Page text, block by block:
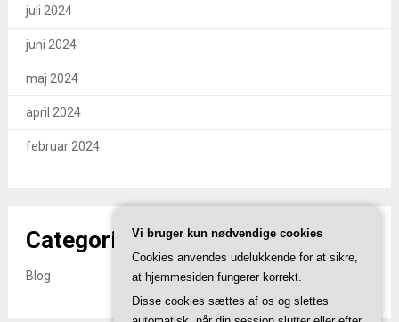
juli 2024
juni 2024
maj 2024
april 2024
februar 2024
Categories
Blog
Vi bruger kun nødvendige cookies
Cookies anvendes udelukkende for at sikre,
at hjemmesiden fungerer korrekt.
Disse cookies sættes af os og slettes